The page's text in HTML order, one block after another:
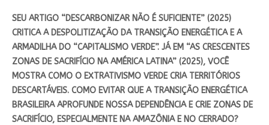
SEU ARTIGO “DESCARBONIZAR NÃO É SUFICIENTE” (2025)
CRITICA A DESPOLITIZAÇÃO DA TRANSIÇÃO ENERGÉTICA E A
ARMADILHA DO “CAPITALISMO VERDE”. JÁ EM “AS CRESCENTES
ZONAS DE SACRIFÍCIO NA AMÉRICA LATINA” (2025), VOCÊ
MOSTRA COMO O EXTRATIVISMO VERDE CRIA TERRITÓRIOS
DESCARTÁVEIS. COMO EVITAR QUE A TRANSIÇÃO ENERGÉTICA
BRASILEIRA APROFUNDE NOSSA DEPENDÊNCIA E CRIE ZONAS DE
SACRIFÍCIO, ESPECIALMENTE NA AMAZÔNIA E NO CERRADO?